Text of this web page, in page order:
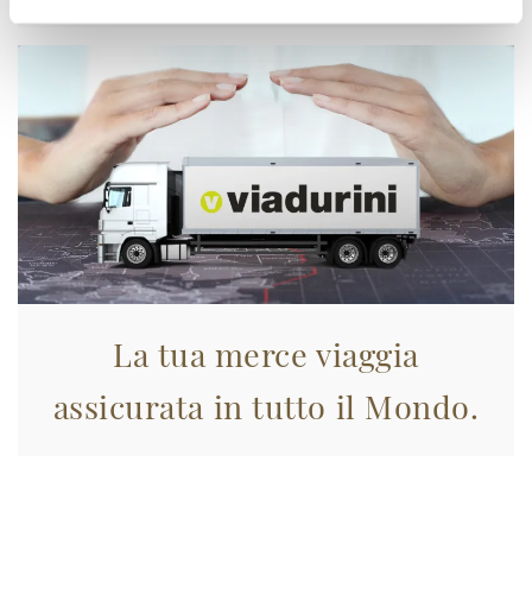
La tua merce viaggia
assicurata in tutto il Mondo.